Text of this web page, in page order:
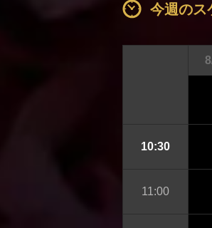
今週のス
10:30
11:00